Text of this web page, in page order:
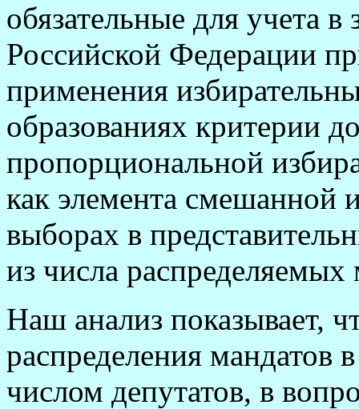
обязательные для учета в
Российской Федерации
применения
образованиях критерии
пропорциональной
как элемента смешанной
выборах в
из числа распределяемых
Наш анализ показывает,
распределения мандатов
числом депутатов, в